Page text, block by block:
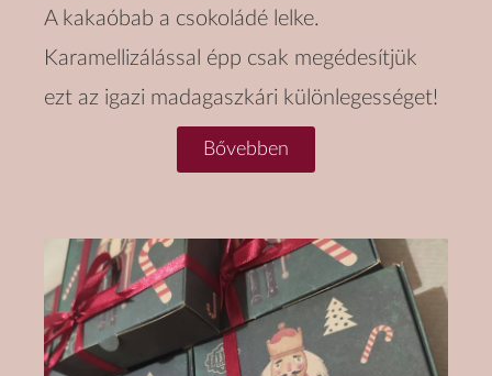
A kakaóbab a csokoládé lelke.
Karamellizálással épp csak megédesítjük
ezt az igazi madagaszkári különlegességet!
Bővebben